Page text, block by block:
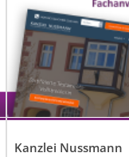
Kanzlei Nussmann